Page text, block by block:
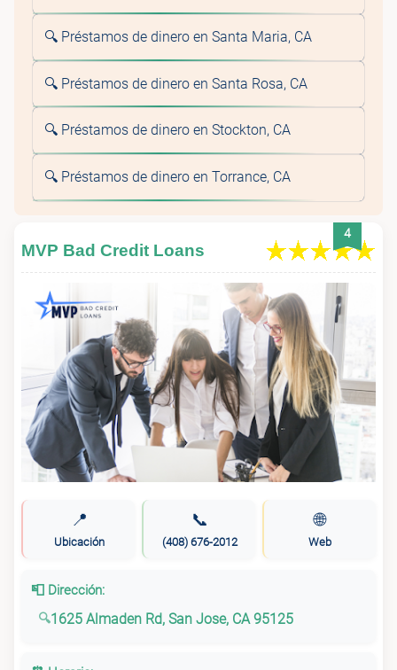
🔍 Préstamos de dinero en Santa Maria, CA
🔍 Préstamos de dinero en Santa Rosa, CA
🔍 Préstamos de dinero en Stockton, CA
🔍 Préstamos de dinero en Torrance, CA
4
MVP Bad Credit Loans
📍
Ubicación
📞
(408) 676-2012
🌐
Web
📮 Dirección:
1625 Almaden Rd, San Jose, CA 95125